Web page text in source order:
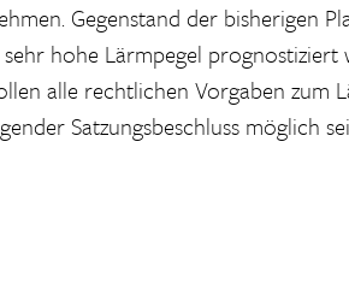
Gegenstand der bisherigen
hohe Lärmpegel prognostiziert
alle rechtlichen Vorgaben zum
Satzungsbeschluss möglich